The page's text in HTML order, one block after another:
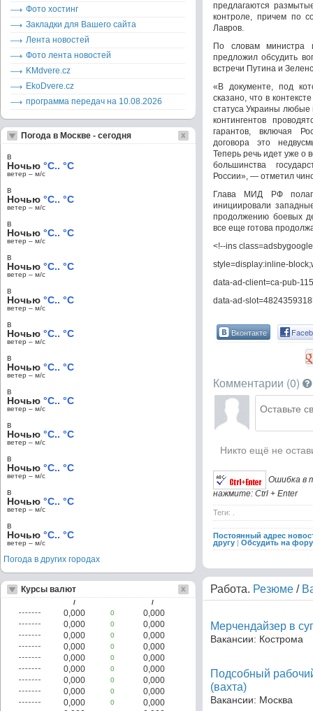
предлагаются
контроле, причем по
Лавров.
По словам министра
предложил обсудить
встречи Путина и
«В документе, под
сказано, что в
статуса Украины любые
контингентов
гарантов, включая
договора это
Теперь речь идет уже о
большинства
России», — отметил
Глава МИД РФ
инициировали
продолжению боевых
все еще готова
<!--ins class=adsbygoogle
style=display:inline-
data-ad-client=ca-pub-
data-ad-
Вконтакте
Комментарии (0)
Никто ещё не
Ошибка в
нажмите: Ctrl + Enter
Теги: .
Постоянный адрес
другу | Обсудить на
Работа. Резюме /
Мерчендайзер в
Вакансии: Кострома
Подсобный
(вахта)
Вакансии: Москва
Фото хостинг
Закладки для Вашего сайта
Лента новостей
Фото лента новостей
KMdvere.cz
EkoDvere.cz
программа передач на 10.08.2026
Погода в Москве - сегодня
в
Ночью °C.. °C
ветер – м/c
в
Ночью °C.. °C
ветер – м/c
в
Ночью °C.. °C
ветер – м/c
в
Ночью °C.. °C
ветер – м/c
в
Ночью °C.. °C
ветер – м/c
в
Ночью °C.. °C
ветер – м/c
в
Ночью °C.. °C
ветер – м/c
в
Ночью °C.. °C
ветер – м/c
в
Ночью °C.. °C
ветер – м/c
в
Ночью °C.. °C
ветер – м/c
в
Ночью °C.. °C
ветер – м/c
в
Ночью °C.. °C
ветер – м/c
Погода в других городах
Курсы валют
/ /
0,000 0
0,000
0,000
0
0,000
0,000
0
0,000
0,000
0
0,000
0,000
0
0,000
0,000
0
0,000
0,000
0
0,000
0,000
0
0,000
0,000
0
0,000